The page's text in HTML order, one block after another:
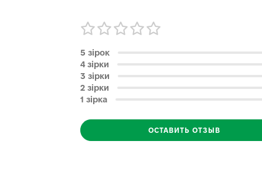
5 зірок
4 зірки
3 зірки
2 зірки
1 зірка
ОСТАВИТЬ ОТЗЫВ